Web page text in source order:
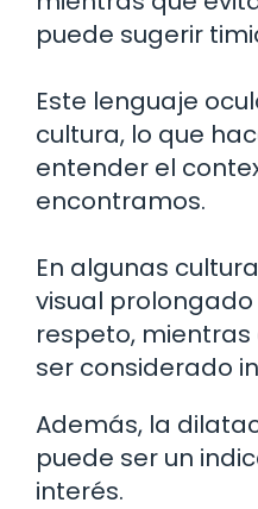
puede sugerir
Este lenguaje
cultura, lo que
entender el
encontramos.
En algunas
visual
respeto,
ser considerado
Además, la
puede ser un
interés.